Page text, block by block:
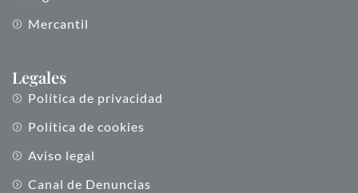
Mercantil
Legales
Política de privacidad
Política de cookies
Aviso legal
Canal de Denuncias